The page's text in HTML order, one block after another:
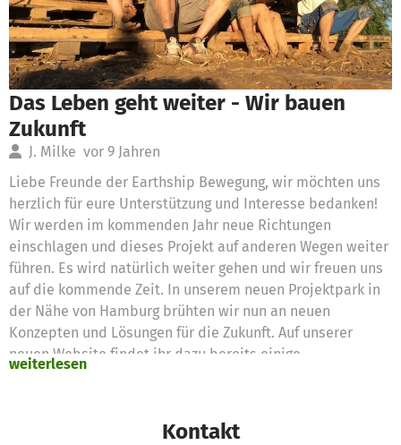
Das Leben geht weiter - Wir bauen
Zukunft
J. Milke vor 9 Jahren
Liebe Freunde der Earthship Bewegung, wir möchten uns
herzlich für eure Unterstützung und Interesse bedanken!
Wir werden im kommenden Jahr neue Richtungen
einschlagen und dieses Projekt auf anderen Wegen weiter
führen. Es wird natürlich weiter gehen und wir freuen uns
auf die kommende Zeit. In unserem neuen Projektpark in
der Nähe von Hamburg brühten wir nun an neuen
Konzepten und Lösungen für die Zukunft. Auf unserer
neuen Website findet ihr dazu bereits einige
Liebe Grüße, euer Team von Earthship Deutschland!
weiterlesen
Kontakt